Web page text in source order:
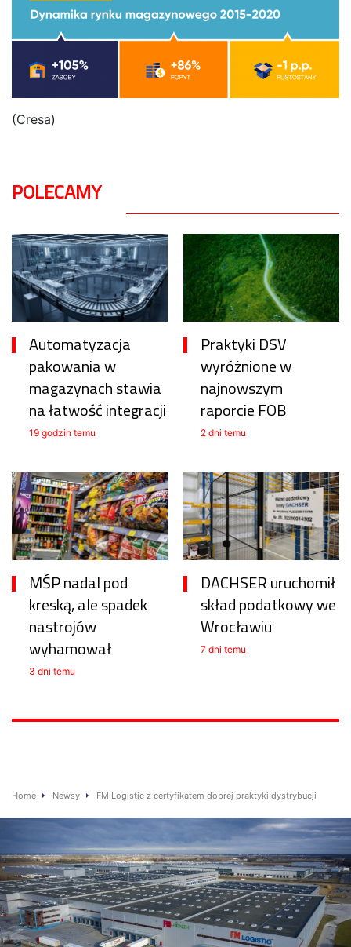
(Cresa)
POLECAMY
Automatyzacja
pakowania w
magazynach stawia
na łatwość integracji
19 godzin temu
Praktyki DSV
wyróżnione w
najnowszym
raporcie FOB
2 dni temu
MŚP nadal pod
kreską, ale spadek
nastrojów
wyhamował
3 dni temu
DACHSER uruchomił
skład podatkowy we
Wrocławiu
7 dni temu
Home Newsy FM Logistic z certyfikatem dobrej praktyki dystrybucji